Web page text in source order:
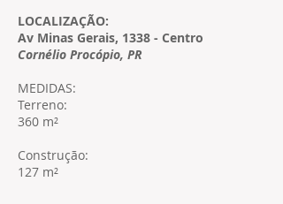
LOCALIZAÇÃO:
Av Minas Gerais, 1338 - Centro
Cornélio Procópio, PR
MEDIDAS:
Terreno:
360 m²
Construção:
127 m²